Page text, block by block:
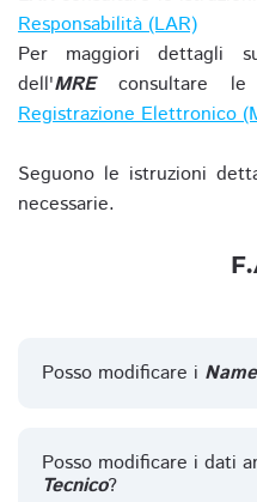
Responsabilità (LAR)
Per maggiori dettagli
dell'MREconsultare le
Registrazione Elettronico
Seguono le istruzioni
necessarie.
Posso modificare i
Posso modificare i dati
Tecnico?